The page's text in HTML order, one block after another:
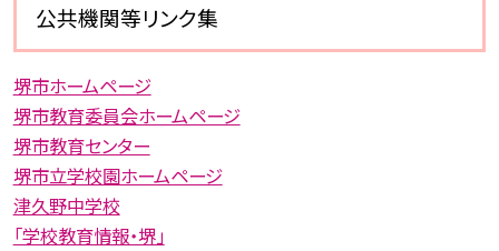
公共機関等リンク集
堺市ホームページ
堺市教育委員会ホームページ
堺市教育センター
堺市立学校園ホームページ
津久野中学校
「学校教育情報・堺」